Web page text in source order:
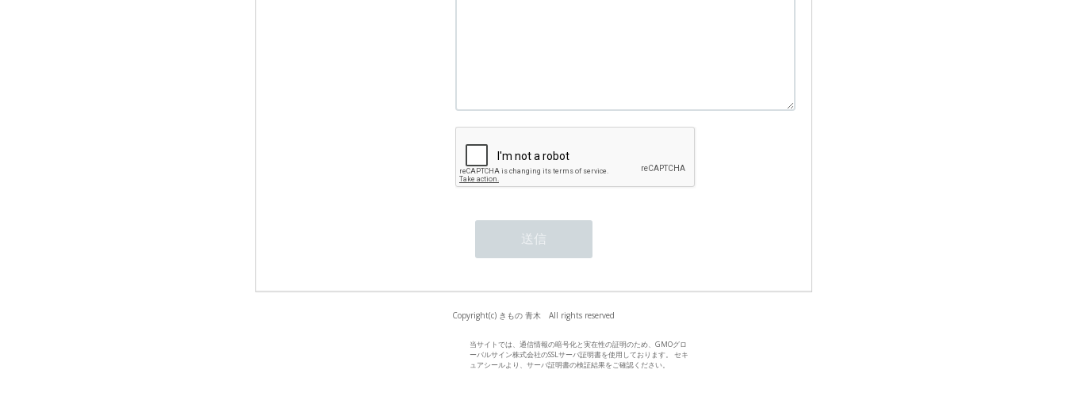
Copyright(c) きもの 青木 All rights reserved
当サイトでは、通信情報の暗号化と実在性の証明のため、GMOグロ
ーバルサイン株式会社のSSLサーバ証明書を使用しております。 セキ
ュアシールより、サーバ証明書の検証結果をご確認ください。